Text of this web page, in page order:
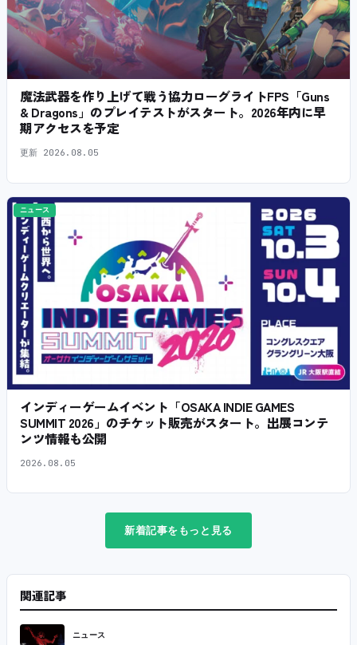
魔法武器を作り上げて戦う協力ローグライトFPS「Guns
& Dragons」のプレイテストがスタート。2026年内に早
期アクセスを予定
更新 2026.08.05
ニュース
インディーゲームイベント「OSAKA INDIE GAMES
SUMMIT 2026」のチケット販売がスタート。出展コンテ
ンツ情報も公開
2026.08.05
新着記事をもっと見る
関連記事
ニュース